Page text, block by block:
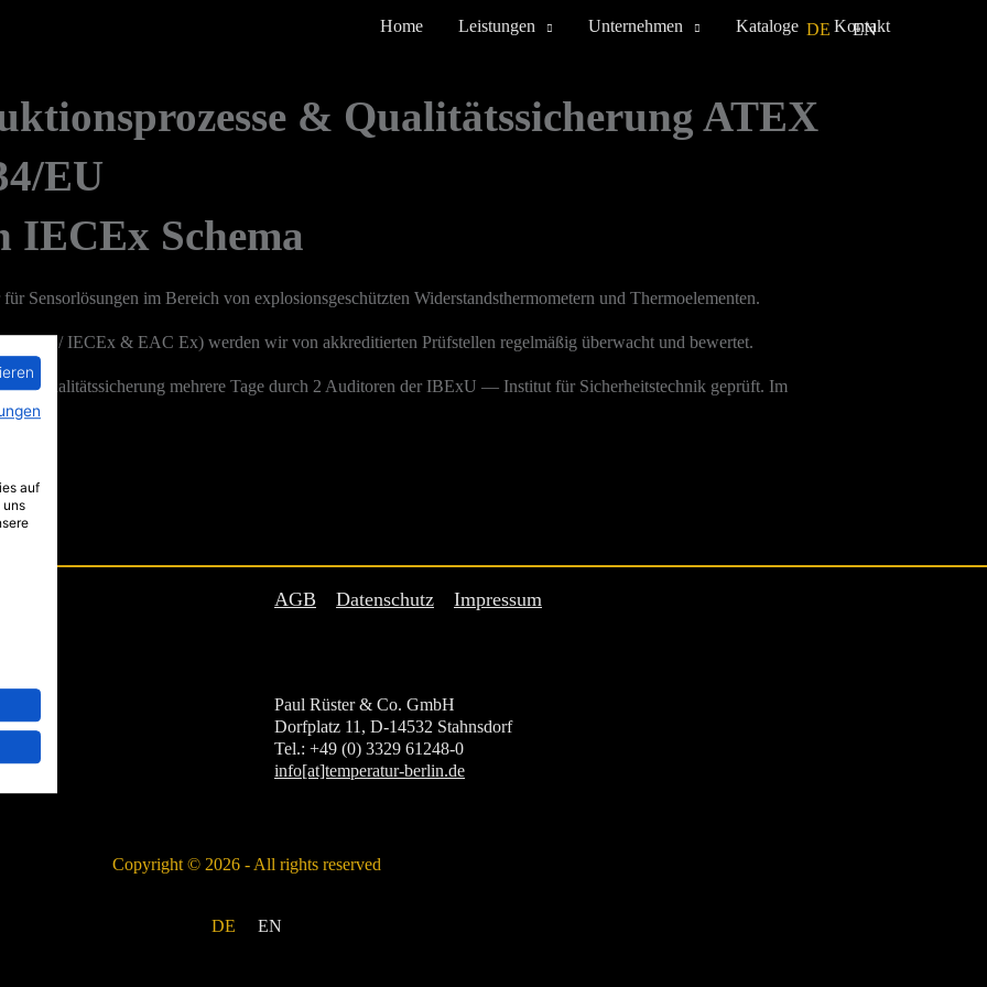
DE EN
Home Leistungen Unternehmen Kataloge Kontakt
& Qualitätssicherung ATEX
EU
IECEx Schema
Sensorlösungen im Bereich von explosionsgeschützten Widerstandsthermometern und Thermoelementen.
/ IECEx & EAC Ex) werden wir von akkreditierten Prüfstellen regelmäßig überwacht und bewertet.
der Qualitätssicherung mehrere Tage durch 2 Auditoren der IBExU — Institut für Sicherheitstechnik geprüft. Im
AGB Datenschutz Impressum
Paul Rüster & Co. GmbH
Dorfplatz 11, D-14532 Stahnsdorf
Tel.: +49 (0) 3329 61248-0
info[at]temperatur-berlin.de
Copyright © 2026 - All rights reserved
DE EN
auf
uns